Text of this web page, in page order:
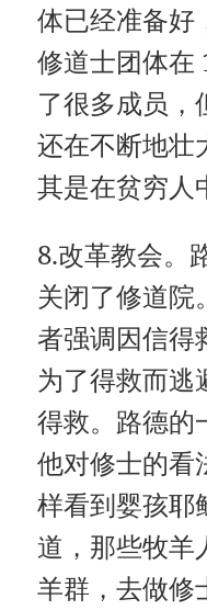
体已经准备好
修道士团体在
了很多成员，
还在不断地壮
其是在贫穷人
8.改革教会。
关闭了修道院
者强调因信得
为了得救而逃
得救。路德的
他对修士的看
样看到婴孩耶
道，那些牧羊
羊群，去做修